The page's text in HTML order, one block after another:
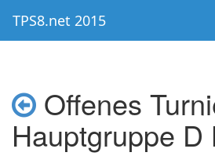
TPS8.net 2015
Offenes
Hauptgruppe D